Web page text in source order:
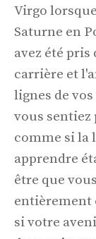
Virgo
Saturne en
avez été pris
carrière et
lignes de
vous sentiez
comme si la
apprendre
être que
entièrement
si votre